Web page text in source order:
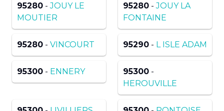
95280 -JOUY LE
MOUTIER
95280 -JOUY LA
FONTAINE
95280 - VINCOURT 95290 - L ISLE ADAM
95300 - ENNERY 95300 -
HEROUVILLE